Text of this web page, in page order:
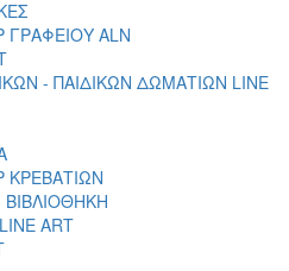
ALN
- ΠΑΙΔΙΚΩΝ ΔΩΜΑΤΙΩΝ LINE
ΚΡΕΒΑΤΙΩΝ
ART